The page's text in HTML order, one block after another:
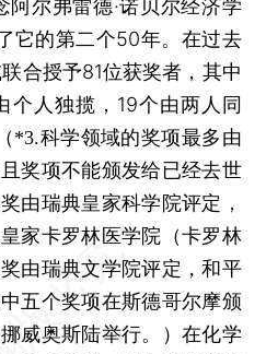
尔弗雷德·诺贝尔经济学
它的第二个50年。在过去
合授予81位获奖者，其中
个人独揽，19个由两人同
（ *3.科学领域的奖项最多由
奖项不能颁发给已经去世
由瑞典皇家科学院评定，
家卡罗林医学院（卡罗林
由瑞典文学院评定，和平
五个奖项在斯德哥尔摩颁
威奥斯陆举行。） 在化学